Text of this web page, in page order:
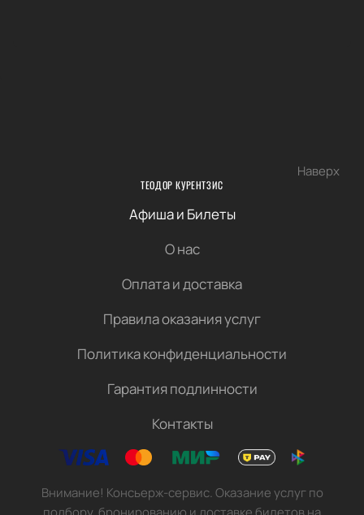
Наверх
ТЕОДОР КУРЕНТЗИС
Афиша и Билеты
О нас
Оплата и доставка
Правила оказания услуг
Политика конфиденциальности
Гарантия подлинности
Контакты
Внимание! Консьерж-сервис. Оказание услуг по